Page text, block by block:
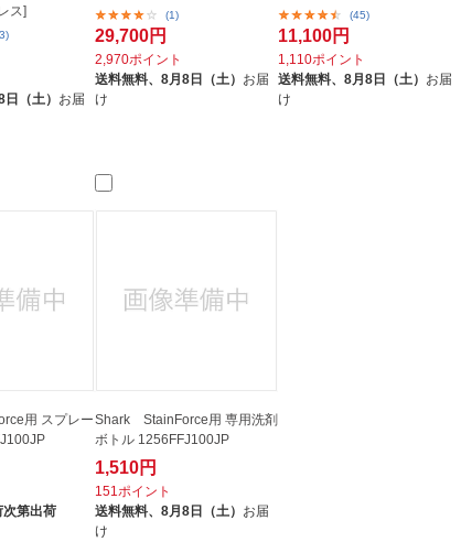
ス]
日（土） お届
(1)
29,700円
2,970ポイント
送料無料、 8月8日（土） お届
け
(45)
11,100円
1,110ポイント
送料無料、8月8日（土） お届
け
用 スプレー
次第出荷
Shark StainForce用 専用洗剤
ボトル 1256FFJ100JP
1,510円
151ポイント
送料無料、 8月8日（土） お届
け